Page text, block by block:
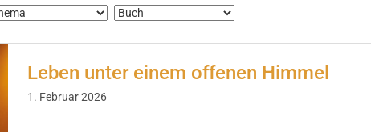
Leben unter einem offenen Himmel
1. Februar 2026